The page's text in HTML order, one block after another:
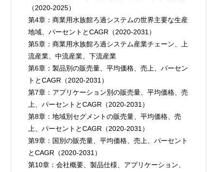
（2020-2025）
第4章：商業用水族館ろ過システムの世界主要な生産
地域、パーセントとCAGR（2020-2031）
第5章：商業用水族館ろ過システム産業チェーン、上
流産業、中流産業、下流産業
第6章：製品別の販売量、平均価格、売上、パーセン
トとCAGR（2020-2031）
第7章：アプリケーション別の販売量、平均価格、売
上、パーセントとCAGR（2020-2031）
第8章：地域別セグメントの販売量、平均価格、売
上、パーセントとCAGR（2020-2031）
第9章：国別の販売量、平均価格、売上、パーセント
とCAGR（2020-2031）
第10章：会社概要、製品仕様、アプリケーション、